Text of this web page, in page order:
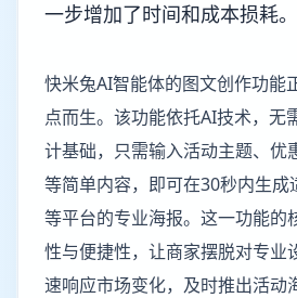
一步增加了时间和成本损耗。
快米兔AI智能体的图文创作功能
点而生。该功能依托AI技术，无
计基础，只需输入活动主题、优
等简单内容，即可在30秒内生成
等平台的专业海报。这一功能的
性与便捷性，让商家摆脱对专业
速响应市场变化，及时推出活动